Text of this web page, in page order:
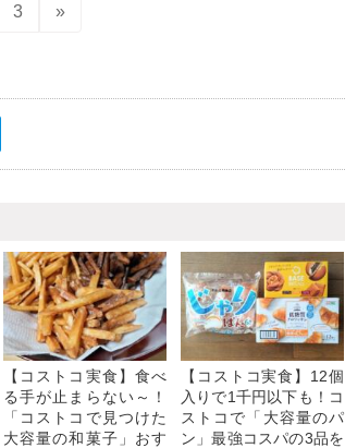
3 »
【コストコ実食】食べ
る手が止まらない～！
「コストコで見つけた
大容量の和菓子」おす
【コストコ実食】12個
入りで1千円以下も！コ
ストコで「大容量のパ
ン」最強コスパの3品を